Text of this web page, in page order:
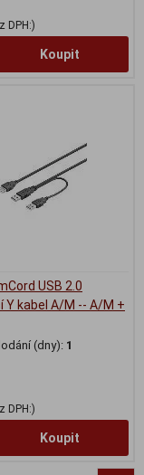
DPH:)
Koupit
USB 2.0
Y kabel A/M -- A/M +
(dny): 1
DPH:)
Koupit